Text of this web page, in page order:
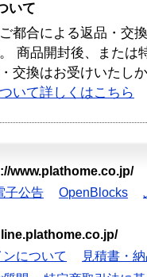
いて
都合による返品・交
商品開封後、または
交換はお受けいたし
いて詳しくはこちら
www.plathome.co.jp/
子公告 OpenBlocks
について
見積書・